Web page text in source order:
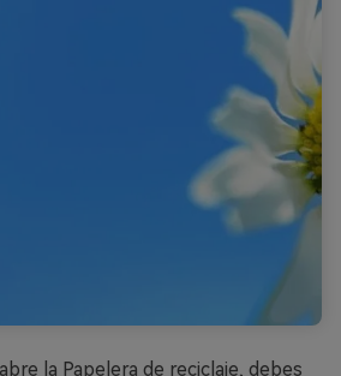
la Papelera de reciclaje, debes